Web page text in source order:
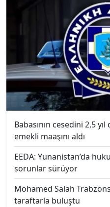
Babasının cesedini 2,5
emekli maaşını aldı
EEDA: Yunanistan’da
sorunlar sürüyor
Mohamed Salah
taraftarla buluştu